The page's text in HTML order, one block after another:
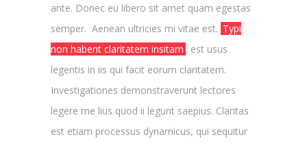
ante. Donec eu libero sit amet quam egestas
semper. Aenean ultricies mi vitae est. Typi
non habent claritatem insitam ; est usus
legentis in iis qui facit eorum claritatem.
Investigationes demonstraverunt lectores
legere me lius quod ii legunt saepius. Claritas
est etiam processus dynamicus, qui sequitur